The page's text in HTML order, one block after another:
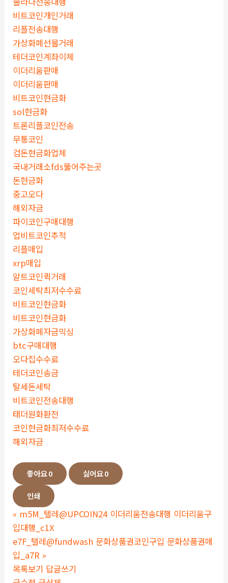
비트코인개인거래
리플전송대행
가상화폐선물거래
테더코인계좌이체
이더리움판매
이더리움판매
비트코인현금화
sol현금화
트론리플코인전송
무통코인
검돈현금화업체
국내거래소fds뚫어주는곳
돈현금화
중고오다
해외자금
파이코인구매대행
업비트코인추적
리플매입
xrp매입
알트코인퀵거래
코인세탁최저수수료
비트코인현금화
비트코인현금화
가상화폐자금믹싱
btc구매대행
오다집수수료
테더코인송금
탈세돈세탁
비트코인전송대행
태더원화환전
코인현금화최저수수료
해외자금
좋아요0 싫어요0
인쇄
« m5M_텔레@UPCOIN24 이더리움전송대행 이더리움구
입대행_c1X
e7F_텔레@fundwash 문화상품권코인구입 문화상품권매
입_a7R »
목록보기 답글쓰기